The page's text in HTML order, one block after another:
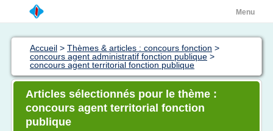
Menu
Accueil > Thèmes & articles : concours fonction >
concours agent administratif fonction publique >
concours agent territorial fonction publique
Articles sélectionnés pour le thème :
concours agent territorial fonction
publique